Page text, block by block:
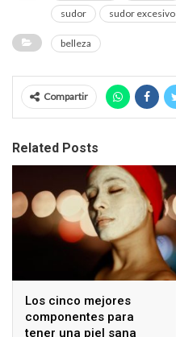
sudor
sudor excesivo
belleza
Compartir
Related Posts
Los cinco mejores
componentes para
tener una piel sana